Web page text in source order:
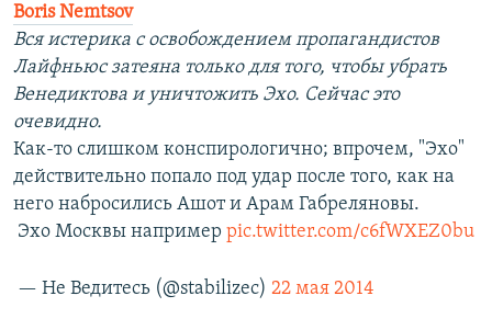
Boris Nemtsov
Вся истерика с освобождением пропагандистов
Лайфньюс затеяна только для того, чтобы убрать
Венедиктова и уничтожить Эхо. Сейчас это
очевидно.
Как-то слишком конспирологично; впрочем, "Эхо"
действительно попало под удар после того, как на
него набросились Ашот и Арам Габреляновы.
Эхо Москвы например pic.twitter.com/c6fWXEZ0bu
— Не Ведитесь (@stabilizec) 22 мая 2014